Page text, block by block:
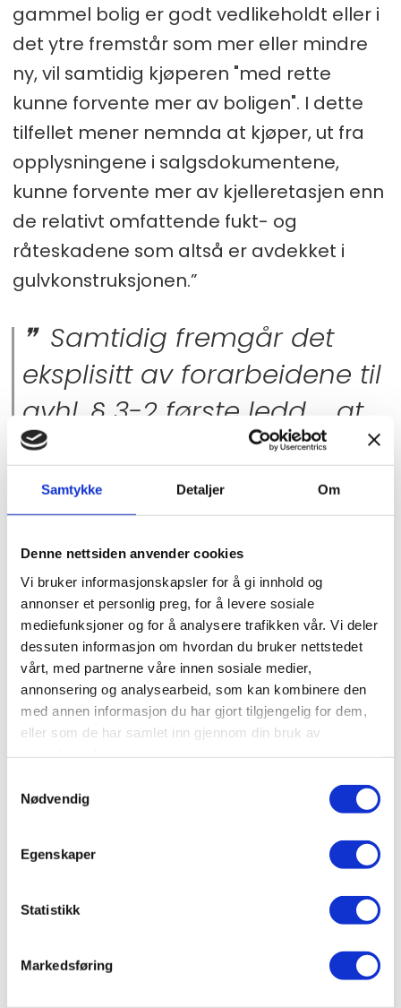
Samtykke Detaljer Om
Denne nettsiden anvender cookies
Vi bruker informasjonskapsler for å gi innhold og
annonser et personlig preg, for å levere sosiale
mediefunksjoner og for å analysere trafikken vår. Vi deler
dessuten informasjon om hvordan du bruker nettstedet
vårt, med partnerne våre innen sosiale medier,
annonsering og analysearbeid, som kan kombinere den
med annen informasjon du har gjort tilgjengelig for dem,
eller som de har samlet inn gjennom din bruk av
Nødvendig
Egenskaper
Statistikk
Markedsføring
gammel bolig er godt vedlikeholdt eller i
det ytre fremstår som mer eller mindre
ny, vil samtidig kjøperen "med rette
kunne forvente mer av boligen". I dette
tilfellet mener nemnda at kjøper, ut fra
opplysningene i salgsdokumentene,
kunne forvente mer av kjelleretasjen enn
de relativt omfattende fukt- og
råteskadene som altså er avdekket i
gulvkonstruksjonen.”
Samtidig fremgår det
eksplisitt av forarbeidene til
avhl. § 3-2 første ledd..... at
om en gammel bolig er
godt vedlikeholdt eller i det
ytre fremstår som mer eller
mindre ny, vil samtidig
kjøperen 'med rette kunne
forvente mer av boligen'.
Nemnda
Konklusjon
I dette tilfellet mente nemnda altså at
kjøperen, basert på opplysningene i
salgsdokumentene, kunne forvente mer
fukt- og råteskadene som ble avdekket.
Kjøperen ble tilkjent et prisavslag på 250